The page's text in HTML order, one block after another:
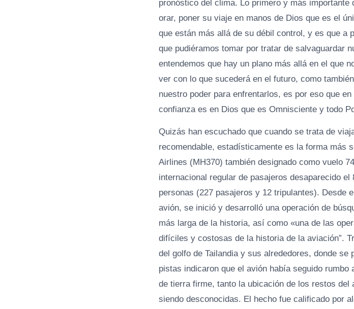
pronóstico del clima. Lo primero y más
orar, poner su viaje en manos de Dios que es el
que están más allá de su débil control, y es que a
que pudiéramos tomar por tratar de salvaguardar
entendemos que hay un plano más allá en el que
ver con lo que sucederá en el futuro, como
nuestro poder para enfrentarlos, es por eso que
confianza es en Dios que es Omnisciente y todo
Quizás han escuchado que cuando se trata de
recomendable, estadísticamente es la forma más
Airlines (MH370) también designado como vuelo
internacional regular de pasajeros desaparecido
personas (227 pasajeros y 12 tripulantes). Desde
avión, se inició y desarrolló una operación de
más larga de la historia, así como «una de las
difíciles y costosas de la historia de la aviación”.
del golfo de Tailandia y sus alrededores, donde
pistas indicaron que el avión había seguido
de tierra firme, tanto la ubicación de los restos
siendo desconocidas. El hecho fue calificado por